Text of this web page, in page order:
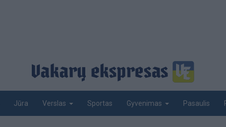
Jūra Verslas Sportas Gyvenimas Pasaulis